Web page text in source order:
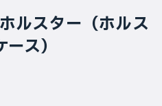
ルスター（ホルス
ス）